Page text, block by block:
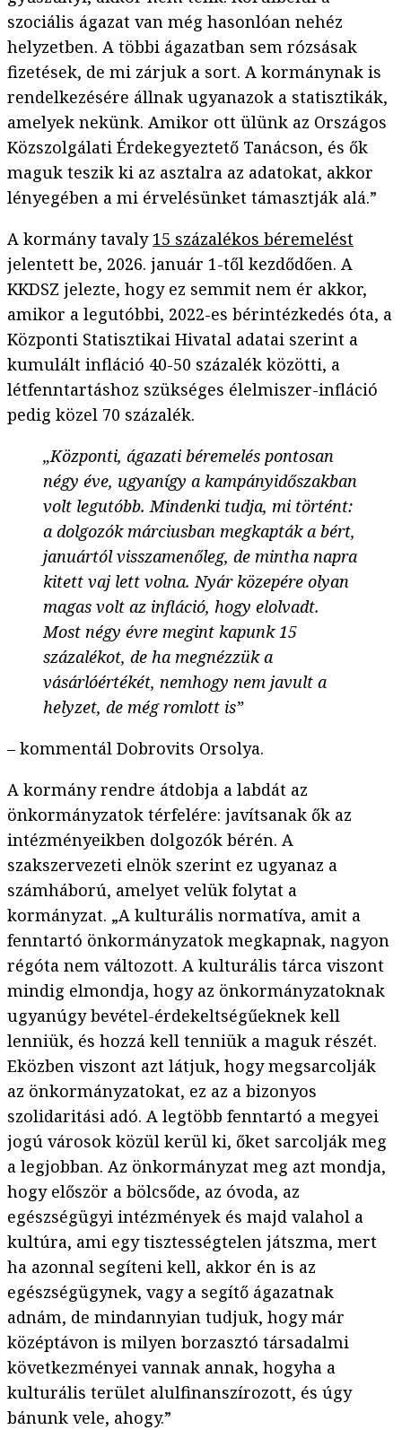
szociális ágazat van még hasonlóan nehéz
helyzetben. A többi ágazatban sem rózsásak
fizetések, de mi zárjuk a sort. A kormánynak is
rendelkezésére állnak ugyanazok a statisztikák,
amelyek nekünk. Amikor ott ülünk az Országos
Közszolgálati Érdekegyeztető Tanácson, és ők
maguk teszik ki az asztalra az adatokat, akkor
lényegében a mi érvelésünket támasztják alá.”
A kormány tavaly 15 százalékos béremelést
jelentett be, 2026. január 1-től kezdődően. A
KKDSZ jelezte, hogy ez semmit nem ér akkor,
amikor a legutóbbi, 2022-es bérintézkedés óta, a
Központi Statisztikai Hivatal adatai szerint a
kumulált infláció 40-50 százalék közötti, a
létfenntartáshoz szükséges élelmiszer-infláció
pedig közel 70 százalék.
„Központi, ágazati béremelés pontosan
négy éve, ugyanígy a kampányidőszakban
volt legutóbb. Mindenki tudja, mi történt:
a dolgozók márciusban megkapták a bért,
januártól visszamenőleg, de mintha napra
kitett vaj lett volna. Nyár közepére olyan
magas volt az infláció, hogy elolvadt.
Most négy évre megint kapunk 15
százalékot, de ha megnézzük a
vásárlóértékét, nemhogy nem javult a
helyzet, de még romlott is”
– kommentál Dobrovits Orsolya.
A kormány rendre átdobja a labdát az
önkormányzatok térfelére: javítsanak ők az
intézményeikben dolgozók bérén. A
szakszervezeti elnök szerint ez ugyanaz a
számháború, amelyet velük folytat a
kormányzat. „A kulturális normatíva, amit a
fenntartó önkormányzatok megkapnak, nagyon
régóta nem változott. A kulturális tárca viszont
mindig elmondja, hogy az önkormányzatoknak
ugyanúgy bevétel-érdekeltségűeknek kell
lenniük, és hozzá kell tenniük a maguk részét.
Eközben viszont azt látjuk, hogy megsarcolják
az önkormányzatokat, ez az a bizonyos
szolidaritási adó. A legtöbb fenntartó a megyei
jogú városok közül kerül ki, őket sarcolják meg
a legjobban. Az önkormányzat meg azt mondja,
hogy először a bölcsőde, az óvoda, az
egészségügyi intézmények és majd valahol a
kultúra, ami egy tisztességtelen játszma, mert
ha azonnal segíteni kell, akkor én is az
egészségügynek, vagy a segítő ágazatnak
adnám, de mindannyian tudjuk, hogy már
középtávon is milyen borzasztó társadalmi
következményei vannak annak, hogyha a
kulturális terület alulfinanszírozott, és úgy
bánunk vele, ahogy.”